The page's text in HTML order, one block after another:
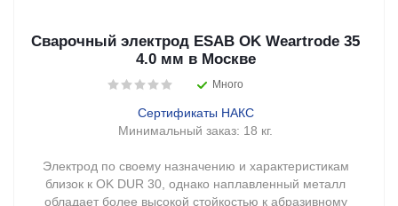
Сварочный электрод ESAB OK Weartrode 35
4.0 мм в Москве
Много
Сертификаты НАКС
Минимальный заказ: 18 кг.
Электрод по своему назначению и характеристикам
близок к OK DUR 30, однако наплавленный металл
обладает более высокой стойкостью к абразивному